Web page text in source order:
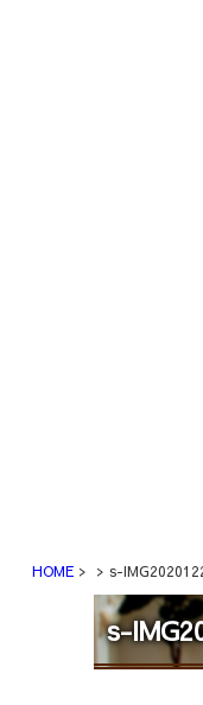
HOME s-
s-